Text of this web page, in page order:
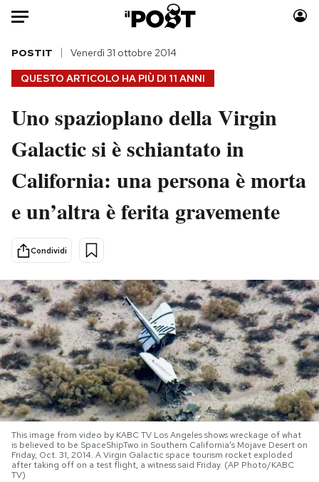
Auto
HOME
Italia
Politica
Tecnologia
Scienza
Cultura
Economia
Sport
Moda
Consumismi
Storie/Idee
Media
Mondiali calcio 2026
PODCAST
NEWSLETTER
I MIEI PREFERITI
QUESTO ARTICOLO HA PIÙ DI 11 ANNI
POSTIT Venerdì 31 ottobre 2014
Uno spazioplano della Virgin
Galactic si è schiantato in
California: una persona è morta
e un’altra è ferita gravemente
Condividi
This image from video by KABC TV Los Angeles shows wreckage of what
is believed to be SpaceShipTwo in Southern California's Mojave Desert on
Friday, Oct. 31, 2014. A Virgin Galactic space tourism rocket exploded
after taking off on a test flight, a witness said Friday. (AP Photo/KABC
TV)